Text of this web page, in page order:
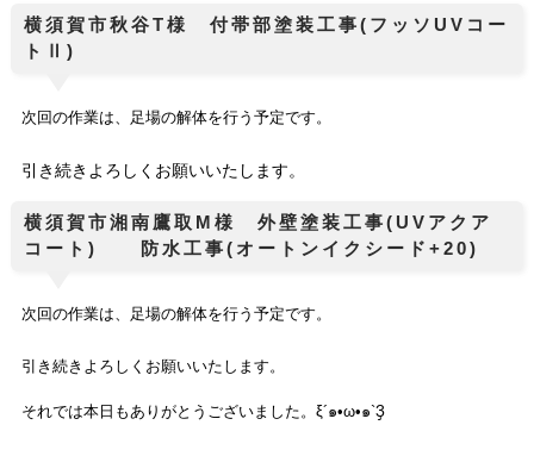
横須賀市秋谷T様 付帯部塗装工事(フッソUVコー
トⅡ)
次回の作業は、足場の解体を行う予定です。
引き続きよろしくお願いいたします。
横須賀市湘南鷹取M様 外壁塗装工事(UVアクア
コート) 防水工事(オートンイクシード+20)
次回の作業は、足場の解体を行う予定です。
引き続きよろしくお願いいたします。
それでは本日もありがとうございました。 ξ´๑•ω•๑`Ҙ